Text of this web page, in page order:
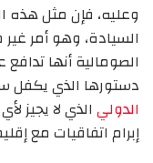
وعليه، فإن مثل هذه
السيادة، وهو أمر
الصومالية أنها
دستورها الذي يكفل
الدولي الذي لا يجيز
إبرام اتفاقيات مع